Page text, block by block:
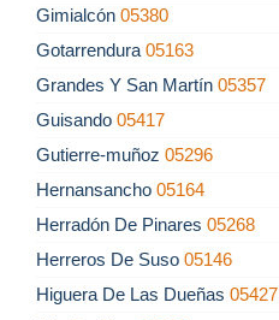
Gimialcón 05380
Gotarrendura 05163
Grandes Y San Martín 05357
Guisando 05417
Gutierre-muñoz 05296
Hernansancho 05164
Herradón De Pinares 05268
Herreros De Suso 05146
Higuera De Las Dueñas 05427